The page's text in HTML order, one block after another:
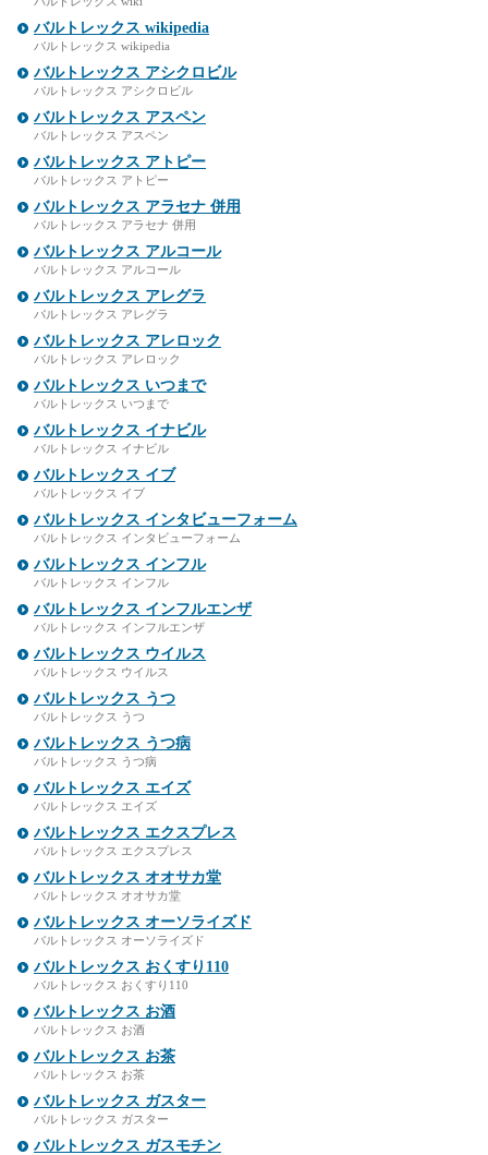
バルトレックス wikipedia
バルトレックス wikipedia
バルトレックス アシクロビル
バルトレックス アシクロビル
バルトレックス アスペン
バルトレックス アスペン
バルトレックス アトピー
バルトレックス アトピー
バルトレックス アラセナ 併用
バルトレックス アラセナ 併用
バルトレックス アルコール
バルトレックス アルコール
バルトレックス アレグラ
バルトレックス アレグラ
バルトレックス アレロック
バルトレックス アレロック
バルトレックス いつまで
バルトレックス いつまで
バルトレックス イナビル
バルトレックス イナビル
バルトレックス イブ
バルトレックス イブ
バルトレックス インタビューフォーム
バルトレックス インタビューフォーム
バルトレックス インフル
バルトレックス インフル
バルトレックス インフルエンザ
バルトレックス インフルエンザ
バルトレックス ウイルス
バルトレックス ウイルス
バルトレックス うつ
バルトレックス うつ
バルトレックス うつ病
バルトレックス うつ病
バルトレックス エイズ
バルトレックス エイズ
バルトレックス エクスプレス
バルトレックス エクスプレス
バルトレックス オオサカ堂
バルトレックス オオサカ堂
バルトレックス オーソライズド
バルトレックス オーソライズド
バルトレックス おくすり110
バルトレックス おくすり110
バルトレックス お酒
バルトレックス お酒
バルトレックス お茶
バルトレックス お茶
バルトレックス ガスター
バルトレックス ガスター
バルトレックス ガスモチン